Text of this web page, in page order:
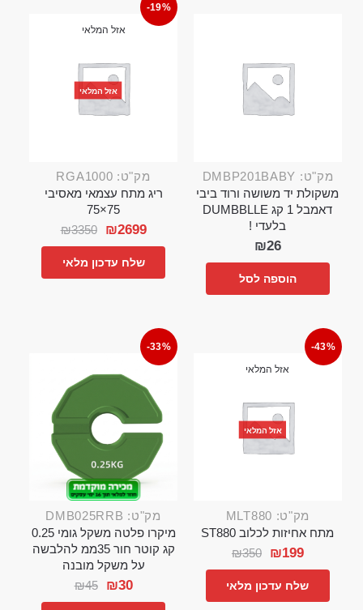
מק"ט: DMBP201BABY
משקולת יד משושה ורוד ביבי
דאמבל 1 קג DUMBBLLE
בלעדי !
₪26
הוספה לסל
-19%
אזל המלאי
אזל המלאי
מק"ט: RGA1000
ריג מתח עצמאי מאסיבי
75×75
₪3350 ₪2699
שלח עדכון מלאי
-43%
אזל המלאי
אזל המלאי
מק"ט: MLT880
מתח אחיזות לכלוב ST880
₪350 ₪199
שלח עדכון מלאי
-33%
מק"ט: DMB025RRB
מיקרו פלטה משקל גומי 0.25
קג קוטר חור 35ממ להלבשה
על משקל מובנה
₪45 ₪30